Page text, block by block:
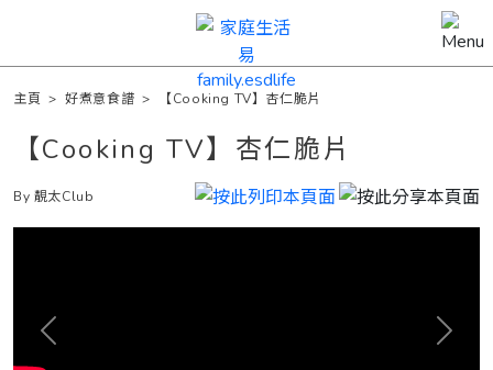
主頁 >好煮意食譜 > 【Cooking TV】杏仁脆片
【Cooking TV】杏仁脆片
By 靚太Club
Previous Next